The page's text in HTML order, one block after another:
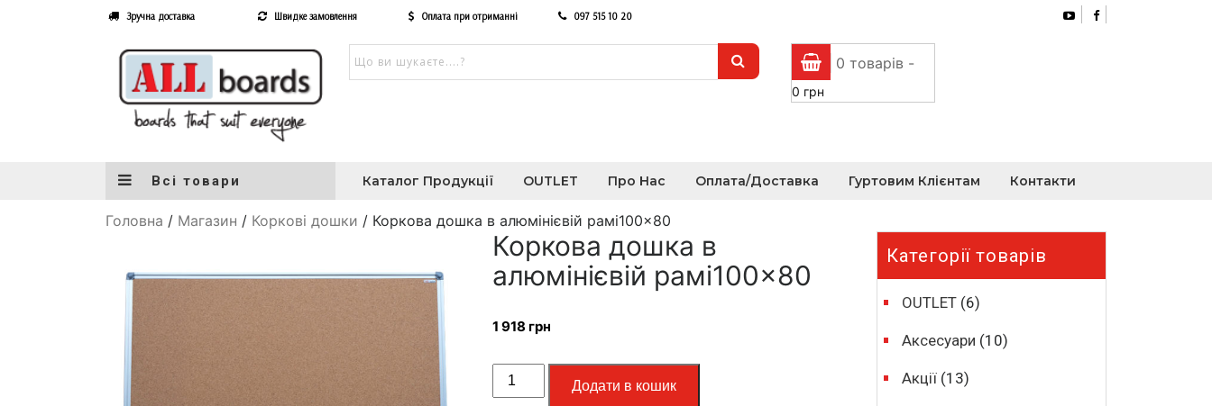
Зручна доставка Швидке замовлення Оплата при отриманні 097 515 10 20
0 товарів -
0 грн
Всі товари Каталог Продукції OUTLET Про Нас Оплата/Доставка Гуртовим Клієнтам Контакти
Головна / Магазин / Коркові дошки / Коркова дошка в алюмінієвій рамі100×80
Коркова дошка в
алюмінієвій рамі100×80
1 918 грн
Додати в кошик
Категорії товарів
OUTLET (6)
Аксесуари (10)
Акції (13)